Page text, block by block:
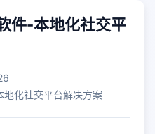
件-本地化社交平
地化社交平台解决方案